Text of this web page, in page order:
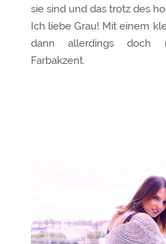
sie sind und das trotz des
Ich liebe Grau! Mit einem
dann allerdings doch
Farbakzent.